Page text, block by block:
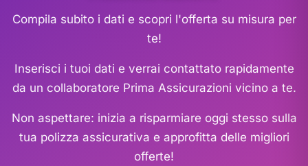
Compila subito i dati e scopri l'offerta su misura per
te!
Inserisci i tuoi dati e verrai contattato rapidamente
da un collaboratore Prima Assicurazioni vicino a te.
Non aspettare: inizia a risparmiare oggi stesso sulla
tua polizza assicurativa e approfitta delle migliori
offerte!